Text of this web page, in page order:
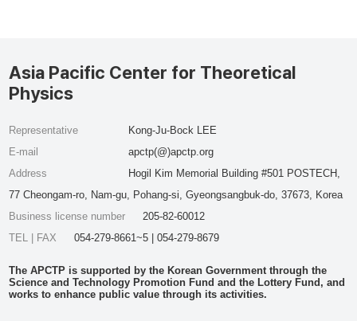
Asia Pacific Center for Theoretical
Physics
Representative
Kong-Ju-Bock LEE
E-mail
apctp(@)apctp.org
Address
Hogil Kim Memorial Building #501 POSTECH,
77 Cheongam-ro, Nam-gu, Pohang-si, Gyeongsangbuk-do, 37673, Korea
Business license number
205-82-60012
TEL | FAX
054-279-8661~5 | 054-279-8679
The APCTP is supported by the Korean Government through the
Science and Technology Promotion Fund and the Lottery Fund, and
works to enhance public value through its activities.